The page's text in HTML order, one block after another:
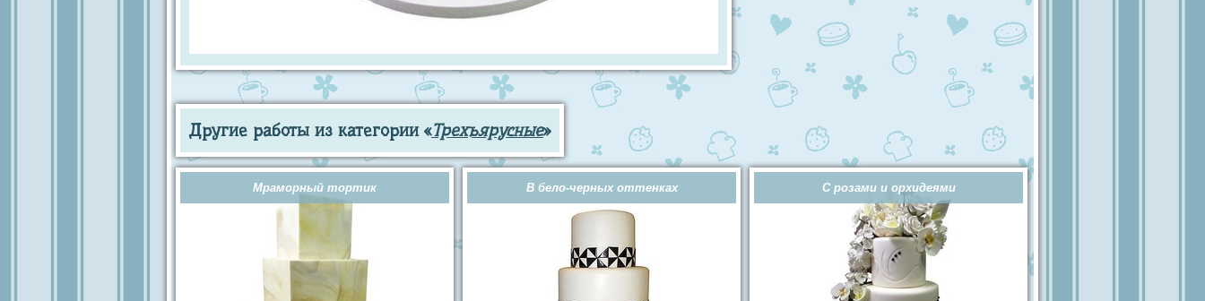
Другие работы из категории «Трехъярусные»
Мраморный тортик В бело-черных оттенках С розами и орхидеями